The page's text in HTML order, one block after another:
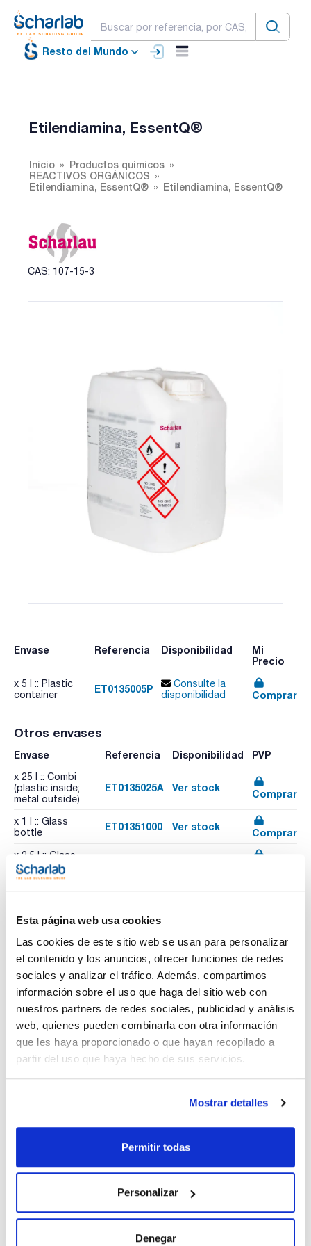
Esta página web usa cookies
Las cookies de este sitio web se usan para personalizar
el contenido y los anuncios, ofrecer funciones de redes
sociales y analizar el tráfico. Además, compartimos
información sobre el uso que haga del sitio web con
nuestros partners de redes sociales, publicidad y análisis
web, quienes pueden combinarla con otra información
que les haya proporcionado o que hayan recopilado a
partir del uso que haya hecho de sus servicios.
Mostrar detalles
Permitir todas
Personalizar
Denegar
Resto del Mundo
Etilendiamina, EssentQ®
Inicio
Productos químicos
REACTIVOS ORGÁNICOS
Etilendiamina, EssentQ®
Etilendiamina, EssentQ®
CAS: 107-15-3
Envase Referencia Disponibilidad
Mi
Precio
x 5 l :: Plastic
container
ET0135005P
Consulte la
disponibilidad
Comprar
Otros envases
Envase Referencia Disponibilidad PVP
x 25 l :: Combi
(plastic inside;
metal outside)
ET0135025A Ver stock
Comprar
x 1 l :: Glass
bottle
ET01351000 Ver stock
Comprar
x 2,5 l :: Glass
bottle
Imprimir ficha de
producto
Características
Capacidad : x 5 l
- C2H8N2
- Densidad: 0,90 g/cm3
- Punto de fusión: 11 ºC
- Punto de inflamación: 36 ºC
- Presión de vapor: (20 ºC) 12 hPa
- Constante dieléctrica: (18 ºC) 16
- EC-Index-No.: 612-006-00-6
Documentación técnica
descargas
descargas